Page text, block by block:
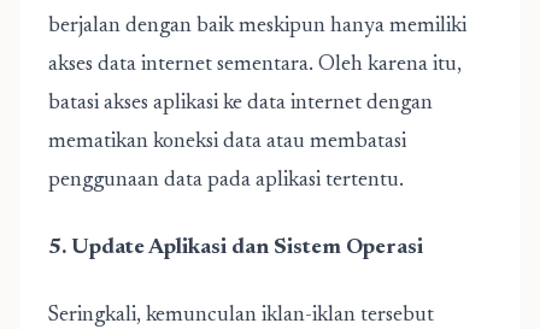
berjalan dengan baik meskipun hanya memiliki
akses data internet sementara. Oleh karena itu,
batasi akses aplikasi ke data internet dengan
mematikan koneksi data atau membatasi
penggunaan data pada aplikasi tertentu.
5. Update Aplikasi dan Sistem Operasi
Seringkali, kemunculan iklan-iklan tersebut